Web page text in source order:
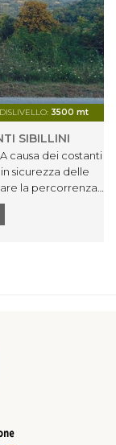
DISLIVELLO: 3500 mt
SIBILLINI
causa dei costanti
sicurezza delle
la percorrenza
sito